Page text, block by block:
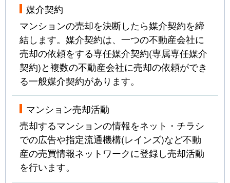
媒介契約
マンションの売却を決断したら媒介契約を締
結します。媒介契約は、一つの不動産会社に
売却の依頼をする専任媒介契約(専属専任媒介
契約)と複数の不動産会社に売却の依頼ができ
る一般媒介契約があります。
マンション売却活動
売却するマンションの情報をネット・チラシ
での広告や指定流通機構(レインズ)など不動
産の売買情報ネットワークに登録し売却活動
を行います。